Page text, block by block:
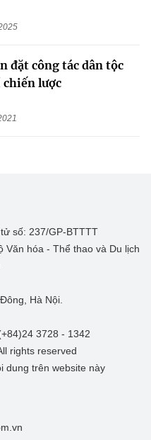
đặt công tác dân tộc
lược
số: 237/GP-BTTTT
Văn hóa - Thể thao và Du lịch
Hà Nội.
3728 - 1342
rights reserved
dung trên website này